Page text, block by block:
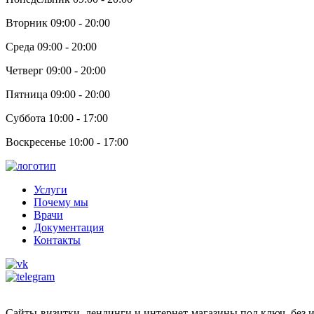
Вторник 09:00 - 20:00
Среда 09:00 - 20:00
Четверг 09:00 - 20:00
Пятница 09:00 - 20:00
Суббота 10:00 - 17:00
Воскресенье 10:00 - 17:00
Услуги
Почему мы
Врачи
Документация
Контакты